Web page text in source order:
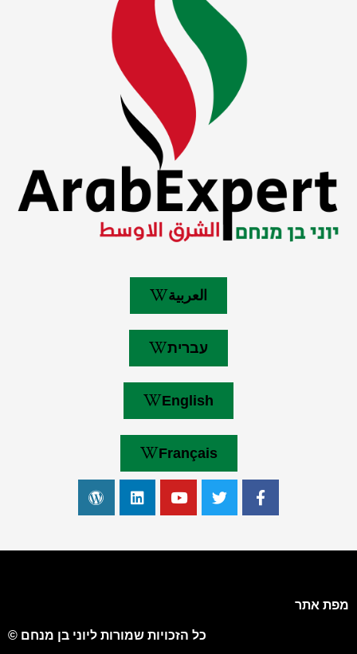
العربية
עברית
English
Français
מפת אתר
כל הזכויות שמורות ליוני בן מנחם ©